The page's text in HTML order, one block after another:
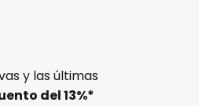
y las últimas
del13%*